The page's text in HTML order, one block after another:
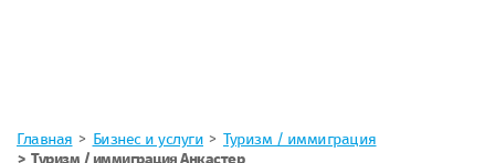
Главная Бизнес и услуги
Туризм / иммиграция
Туризм / иммиграция Анкастер